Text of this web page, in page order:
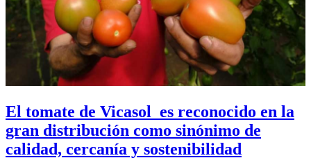
El tomate de Vicasol es reconocido en la
gran distribución como sinónimo de
calidad, cercanía y sostenibilidad